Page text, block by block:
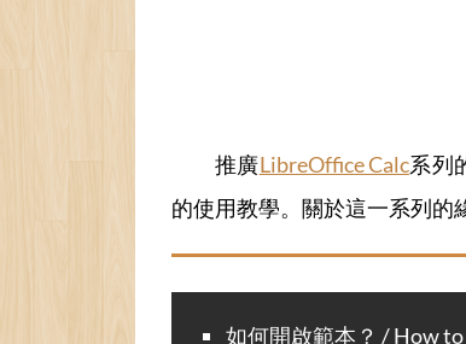
推廣LibreOffice Calc系列
的使用教學。關於這一系列的
如何開啟範本？ / How